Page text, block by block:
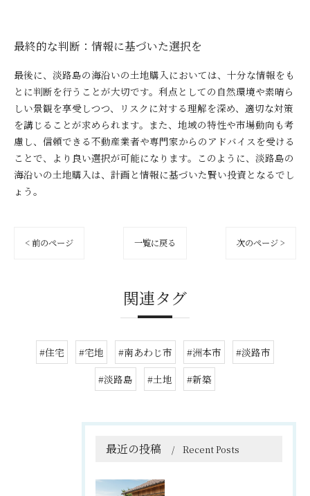
最終的な判断：情報に基づいた選択を
最後に、淡路島の海沿いの土地購入においては、十分な情報をも
とに判断を行うことが大切です。利点としての自然環境や素晴ら
しい景観を享受しつつ、リスクに対する理解を深め、適切な対策
を講じることが求められます。また、地域の特性や市場動向も考
慮し、信頼できる不動産業者や専門家からのアドバイスを受ける
ことで、より良い選択が可能になります。このように、淡路島の
海沿いの土地購入は、計画と情報に基づいた賢い投資となるでし
ょう。
< 前のページ 一覧に戻る 次のページ >
関連タグ
#住宅 #宅地 #南あわじ市 #洲本市
#淡路市
#淡路島
#土地 #新築
最近の投稿 Recent Posts